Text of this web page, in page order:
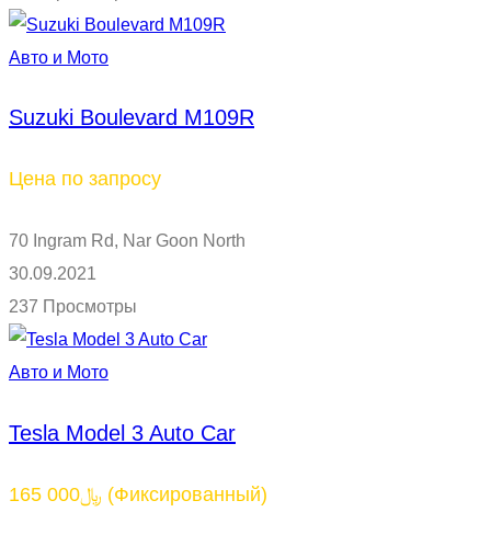
Авто и Мото
Suzuki Boulevard M109R
Цена по запросу
70 Ingram Rd, Nar Goon North
30.09.2021
237 Просмотры
Авто и Мото
Tesla Model 3 Auto Car
165 000﷼ (Фиксированный)